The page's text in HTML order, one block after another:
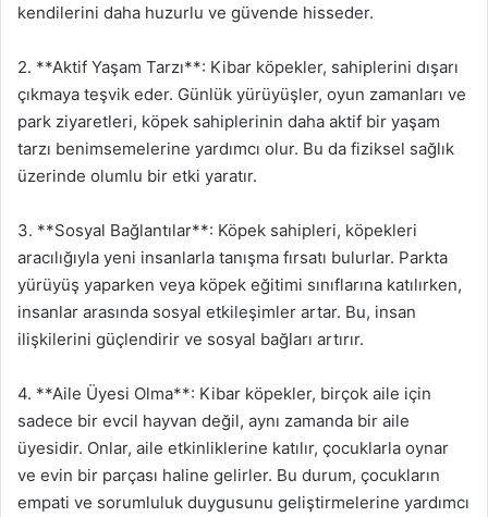
kendilerini daha huzurlu ve güvende hisseder.
2. **Aktif Yaşam Tarzı**: Kibar köpekler, sahiplerini dışarı
çıkmaya teşvik eder. Günlük yürüyüşler, oyun zamanları ve
park ziyaretleri, köpek sahiplerinin daha aktif bir yaşam
tarzı benimsemelerine yardımcı olur. Bu da fiziksel sağlık
üzerinde olumlu bir etki yaratır.
3. **Sosyal Bağlantılar**: Köpek sahipleri, köpekleri
aracılığıyla yeni insanlarla tanışma fırsatı bulurlar. Parkta
yürüyüş yaparken veya köpek eğitimi sınıflarına katılırken,
insanlar arasında sosyal etkileşimler artar. Bu, insan
ilişkilerini güçlendirir ve sosyal bağları artırır.
4. **Aile Üyesi Olma**: Kibar köpekler, birçok aile için
sadece bir evcil hayvan değil, aynı zamanda bir aile
üyesidir. Onlar, aile etkinliklerine katılır, çocuklarla oynar
ve evin bir parçası haline gelirler. Bu durum, çocukların
empati ve sorumluluk duygusunu geliştirmelerine yardımcı